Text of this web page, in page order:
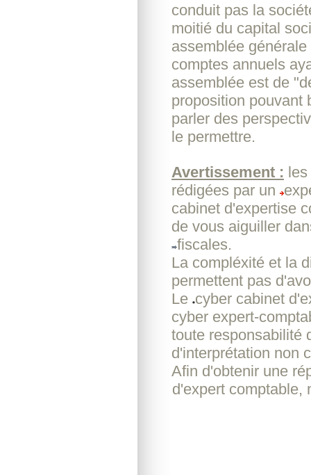
conduit pas la
moitié du capital
assemblée
comptes annuels
assemblée est de
proposition pouvant
parler des
le permettre.
Avertissement :
rédigées par un
cabinet d'expertise
de vous aiguiller
fiscales.
La compléxité et la
permettent pas
Le cyber cabinet
cyber expert-
toute responsabilité
d'interprétation non
Afin d'obtenir une
d'expert comptable,